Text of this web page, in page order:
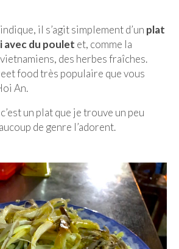
il s’agit simplement d’un plat
avec du poulet et, comme la
des herbes fraîches.
food très populaire que vous
An.
un plat que je trouve un peu
de genre l’adorent.